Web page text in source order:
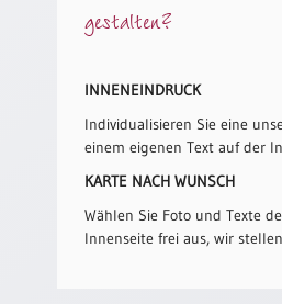
Patenamt
Konfirmationsjubiläum
Eheschliessung
Hochzeitsjubiläum
gestalten?
INNENEINDRUCK
Individualisieren Sie eine
einem eigenen Text auf der
KARTE NACH WUNSCH
Wählen Sie Foto und Texte
Innenseite frei aus, wir